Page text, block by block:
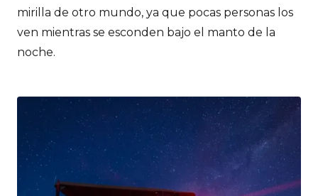
mirilla de otro mundo, ya que pocas personas los
ven mientras se esconden bajo el manto de la
noche.